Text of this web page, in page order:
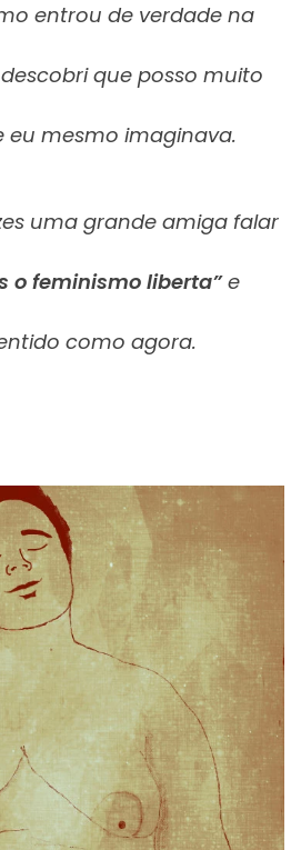
entrou de verdade na
que posso muito
eu mesmo imaginava.
uma grande amiga falar
o feminismo liberta”e
como agora.